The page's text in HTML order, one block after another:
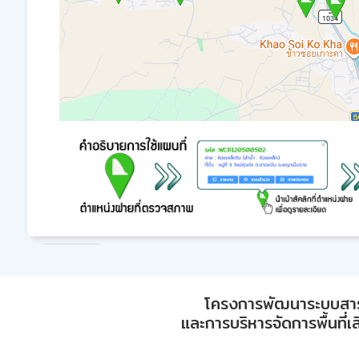
โครงการพัฒนาระบบส
และการบริหารจัดการพื้นที่